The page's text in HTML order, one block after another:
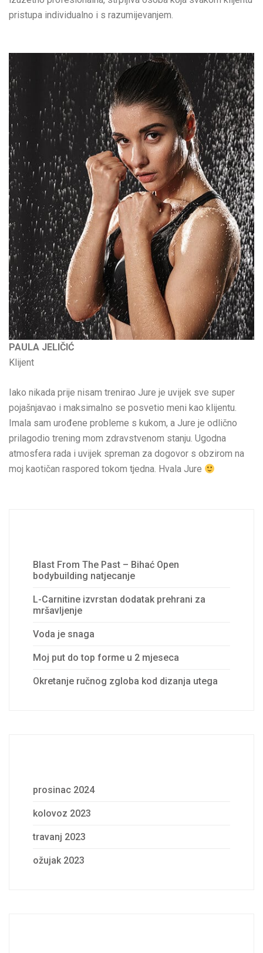
pristupa individualno i s razumijevanjem.
PAULA JELIČIĆ
Klijent
Iako nikada prije nisam trenirao Jure je uvijek sve super
pojašnjavao i maksimalno se posvetio meni kao klijentu.
Imala sam urođene probleme s kukom, a Jure je odlično
prilagodio trening mom zdravstvenom stanju. Ugodna
atmosfera rada i uvijek spreman za dogovor s obzirom na
moj kaotičan raspored tokom tjedna. Hvala Jure
Blast From The Past – Bihać Open
bodybuilding natjecanje
L-Carnitine izvrstan dodatak prehrani za
mršavljenje
Voda je snaga
Moj put do top forme u 2 mjeseca
Okretanje ručnog zgloba kod dizanja utega
prosinac 2024
kolovoz 2023
travanj 2023
ožujak 2023